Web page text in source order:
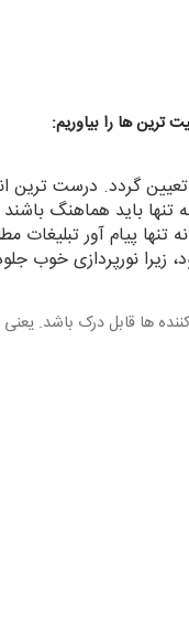
ترین ها را بیاوریم:
گردد. درست
باید هماهنگ باشند
پیام آور
زیرا نورپردازی خوب
ها قابل درک باشد.